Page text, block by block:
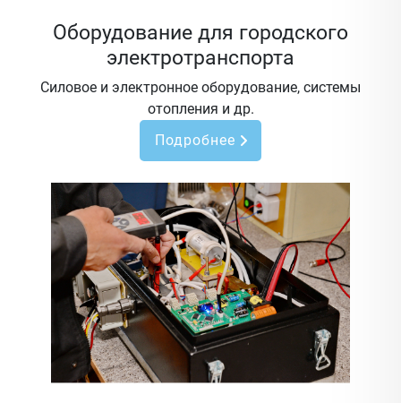
Оборудование для городского
электротранспорта
Силовое и электронное оборудование, системы
отопления и др.
Подробнее